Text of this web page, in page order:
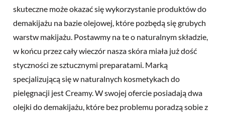
skuteczne może okazać się wykorzystanie produktów do
demakijażu na bazie olejowej, które pozbędą się grubych
warstw makijażu. Postawmy na te o naturalnym składzie,
w końcu przez cały wieczór nasza skóra miała już dość
styczności ze sztucznymi preparatami. Marką
specjalizującą się w naturalnych kosmetykach do
pielęgnacji jest Creamy. W swojej ofercie posiadają dwa
olejki do demakijażu, które bez problemu poradzą sobie z